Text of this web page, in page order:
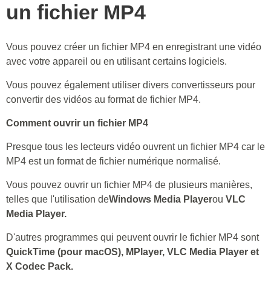
un fichier MP4
Vous pouvez créer un fichier MP4 en enregistrant une vidéo
avec votre appareil ou en utilisant certains logiciels.
Vous pouvez également utiliser divers convertisseurs pour
convertir des vidéos au format de fichier MP4.
Comment ouvrir un fichier MP4
Presque tous les lecteurs vidéo ouvrent un fichier MP4 car le
MP4 est un format de fichier numérique normalisé.
Vous pouvez ouvrir un fichier MP4 de plusieurs manières,
telles que l'utilisation deWindows Media Playerou VLC
Media Player.
D'autres programmes qui peuvent ouvrir le fichier MP4 sont
QuickTime (pour macOS), MPlayer, VLC Media Player et
X Codec Pack.